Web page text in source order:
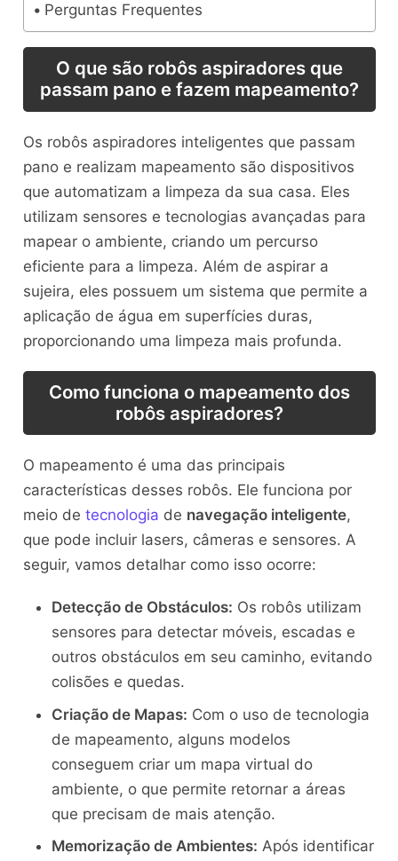
Perguntas Frequentes
O que são robôs aspiradores que
passam pano e fazem mapeamento?
Os robôs aspiradores inteligentes que passam
pano e realizam mapeamento são dispositivos
que automatizam a limpeza da sua casa. Eles
utilizam sensores e tecnologias avançadas para
mapear o ambiente, criando um percurso
eficiente para a limpeza. Além de aspirar a
sujeira, eles possuem um sistema que permite a
aplicação de água em superfícies duras,
proporcionando uma limpeza mais profunda.
Como funciona o mapeamento dos
robôs aspiradores?
O mapeamento é uma das principais
características desses robôs. Ele funciona por
meio de tecnologia de navegação inteligente,
que pode incluir lasers, câmeras e sensores. A
seguir, vamos detalhar como isso ocorre:
Detecção de Obstáculos: Os robôs utilizam
sensores para detectar móveis, escadas e
outros obstáculos em seu caminho, evitando
colisões e quedas.
Criação de Mapas: Com o uso de tecnologia
de mapeamento, alguns modelos
conseguem criar um mapa virtual do
ambiente, o que permite retornar a áreas
que precisam de mais atenção.
Memorização de Ambientes: Após identificar